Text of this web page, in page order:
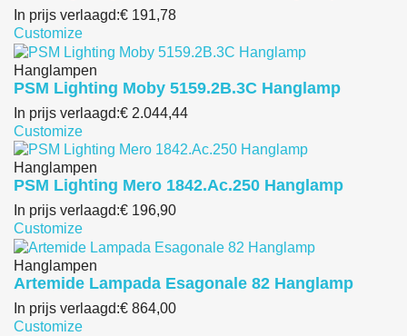
In prijs verlaagd:€ 191,78
Customize
Hanglampen
PSM Lighting Moby 5159.2B.3C Hanglamp
In prijs verlaagd:€ 2.044,44
Customize
Hanglampen
PSM Lighting Mero 1842.Ac.250 Hanglamp
In prijs verlaagd:€ 196,90
Customize
Hanglampen
Artemide Lampada Esagonale 82 Hanglamp
In prijs verlaagd:€ 864,00
Customize